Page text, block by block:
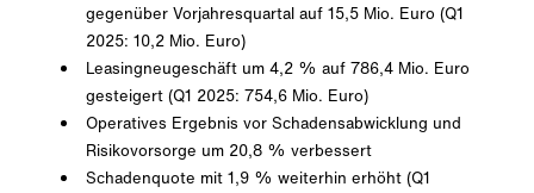
gegenüber Vorjahresquartal auf 15,5 Mio. Euro (Q1
2025: 10,2 Mio. Euro)
Leasingneugeschäft um 4,2 % auf 786,4 Mio. Euro
gesteigert (Q1 2025: 754,6 Mio. Euro)
Operatives Ergebnis vor Schadensabwicklung und
Risikovorsorge um 20,8 % verbessert
Schadenquote mit 1,9 % weiterhin erhöht (Q1